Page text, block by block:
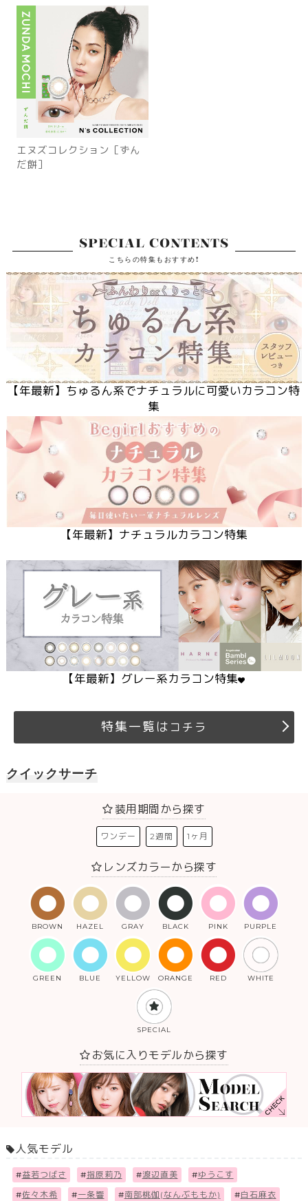
エヌズコレクション［ずん
だ餅］
SPECIAL CONTENTS
こちらの特集もおすすめ!
【 年最新】ちゅるん系でナチュラルに可愛いカラコン特
集
【 年最新】ナチュラルカラコン特集
【 年最新】グレー系カラコン特集
特集一覧は コチラ
クイックサーチ
装用期間から探す
ワンデー 2週間 1ヶ月
レンズカラーから探す
BROWN HAZEL GRAY BLACK PINK PURPLE
GREEN BLUE YELLOW ORANGE RED WHITE
SPECIAL
お気に入りモデルから探す
人気モデル
#益若つばさ #指原莉乃 #渡辺直美 #ゆうこす
#佐々木希 #一条響 #南部桃伽(なんぶももか) #白石麻衣